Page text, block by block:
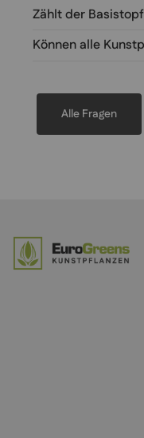
Zählt der
Können alle
Alle Fragen